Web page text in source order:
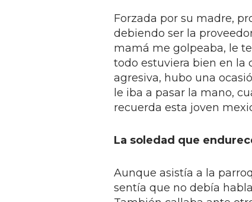
Forzada por su madre,
debiendo ser la
mamá me golpeaba, le
todo estuviera bien en la
agresiva, hubo una
le iba a pasar la mano,
recuerda esta joven
La soledad que
Aunque asistía a la
sentía que no debía